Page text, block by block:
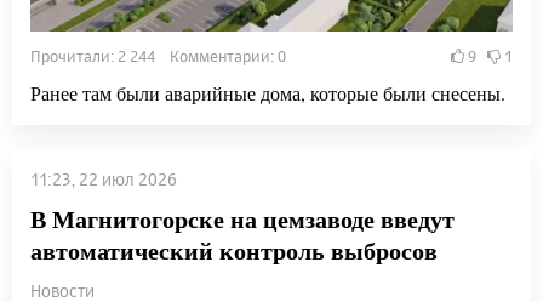
Прочитали: 2 244 Комментарии: 0 9 1
Ранее там были аварийные дома, которые были снесены.
11:23, 22 июл 2026
В Магнитогорске на цемзаводе введут
автоматический контроль выбросов
Новости